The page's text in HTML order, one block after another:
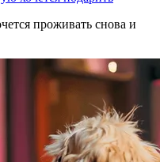
проживать снова и